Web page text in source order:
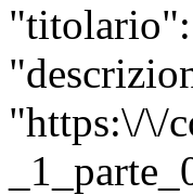
"https:\/\/